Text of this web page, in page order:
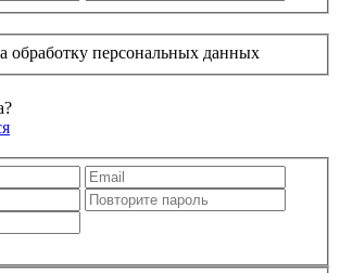
обработку персональных данных